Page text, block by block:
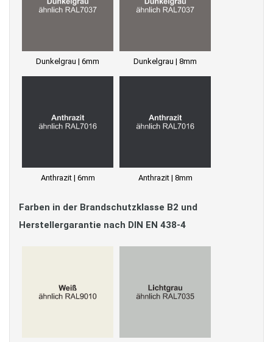
Dunkelgrau | 6mm Dunkelgrau | 8mm
Anthrazit | 6mm Anthrazit | 8mm
Farben in der Brandschutzklasse B2 und
Herstellergarantie nach DIN EN 438-4